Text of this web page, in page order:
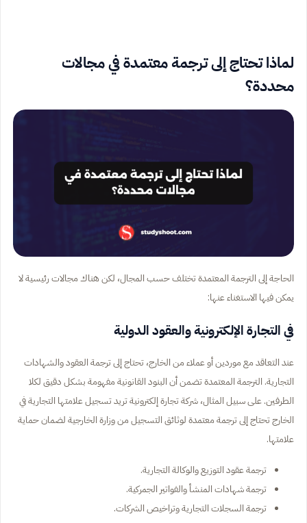
لماذا تحتاج إلى ترجمة معتمدة في مجالات
محددة؟
الحاجة إلى الترجمة المعتمدة تختلف حسب المجال، لكن هناك مجالات رئيسية لا
يمكن فيها الاستغناء عنها:
في التجارة الإلكترونية والعقود الدولية
عند التعاقد مع موردين أو عملاء من الخارج، تحتاج إلى ترجمة العقود والشهادات
التجارية. الترجمة المعتمدة تضمن أن البنود القانونية مفهومة بشكل دقيق لكلا
الطرفين. على سبيل المثال، شركة تجارة إلكترونية تريد تسجيل علامتها التجارية في
الخارج تحتاج إلى ترجمة معتمدة لوثائق التسجيل من وزارة الخارجية لضمان حماية
علامتها.
ترجمة عقود التوزيع والوكالة التجارية.
ترجمة شهادات المنشأ والفواتير الجمركية.
ترجمة السجلات التجارية وتراخيص الشركات.